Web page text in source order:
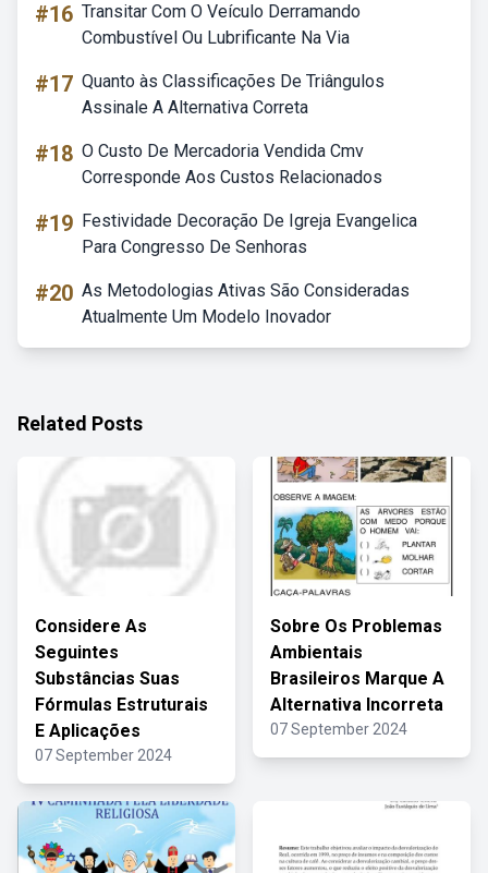
#16 Transitar Com O Veículo Derramando
Combustível Ou Lubrificante Na Via
#17 Quanto às Classificações De Triângulos
Assinale A Alternativa Correta
#18 O Custo De Mercadoria Vendida Cmv
Corresponde Aos Custos Relacionados
#19 Festividade Decoração De Igreja Evangelica
Para Congresso De Senhoras
#20 As Metodologias Ativas São Consideradas
Atualmente Um Modelo Inovador
Related Posts
Considere As
Seguintes
Substâncias Suas
Fórmulas Estruturais
E Aplicações
07 September 2024
Sobre Os Problemas
Ambientais
Brasileiros Marque A
Alternativa Incorreta
07 September 2024